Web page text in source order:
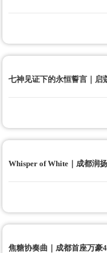
七神见证下的永恒誓言｜启
Whisper of White｜成都润
焦糖协奏曲｜成都首座万豪